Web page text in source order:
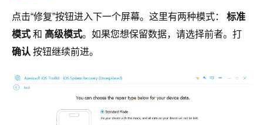
点击“修复”按钮进入下一个屏幕。这里有两种模式： 标准
模式 和 高级模式。如果您想保留数据，请选择前者。打
确认 按钮继续前进。